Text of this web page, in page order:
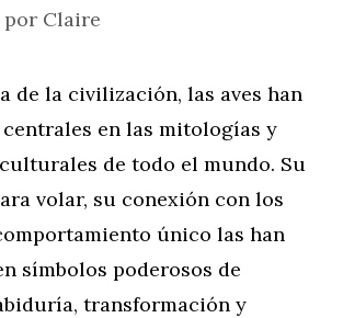
por Claire
de la civilización, las aves han
en las mitologías y
de todo el mundo. Su
volar, su conexión con los
único las han
símbolos poderosos de
transformación y